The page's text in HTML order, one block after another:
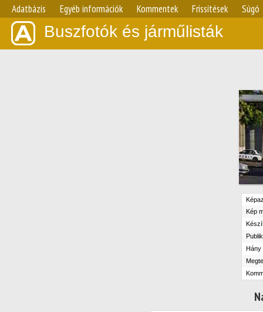
Adatbázis Egyéb információk Kommentek Frissítések Súgó
Buszfotók és járműlisták
Kép
Hány